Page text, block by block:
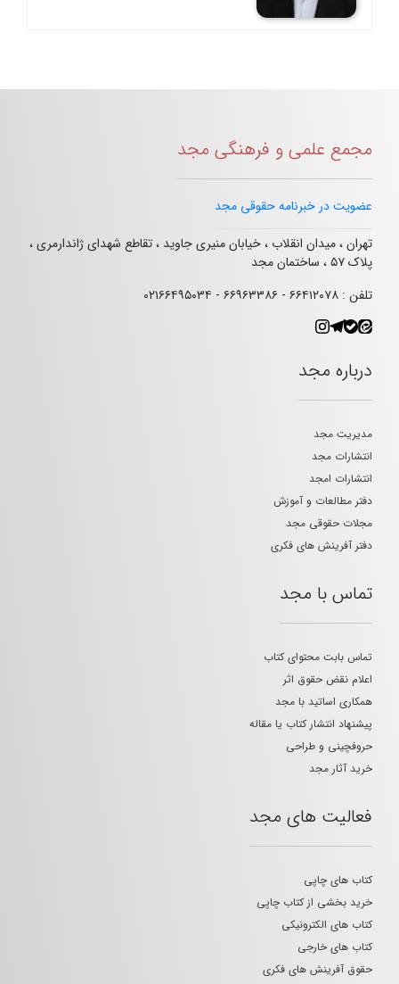
مجمع علمی و فرهنگی مجد
عضویت در خبرنامه حقوقی مجد
تهران ، میدان انقلاب ، خیابان منیری جاوید ، تقاطع شهدای ژاندارمری ،
پلاک ۵۷ ، ساختمان مجد
تلفن : ۶۶۴۱۲۰۷۸ - ۶۶۹۶۳۳۸۶ - ۰۲۱۶۶۴۹۵۰۳۴
درباره مجد
مدیریت مجد
انتشارات مجد
انتشارات امجد
دفتر مطالعات و آموزش
مجلات حقوقی مجد
دفتر آفرینش های فکری
تماس با مجد
تماس بابت محتوای کتاب
اعلام نقض حقوق اثر
همکاری اساتید با مجد
پیشنهاد انتشار کتاب یا مقاله
حروفچینی و طراحی
خرید آثار مجد
فعالیت های مجد
کتاب های چاپی
خرید بخشی از کتاب چاپی
کتاب های الکترونیکی
کتاب های خارجی
حقوق آفرینش های فکری